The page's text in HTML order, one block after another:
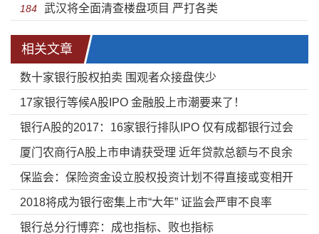
184 武汉将全面清查楼盘项目 严打各类
相关文章
数十家银行股权拍卖 围观者众接盘侠少
17家银行等候A股IPO 金融股上市潮要来了！
银行A股的2017：16家银行排队IPO 仅有成都银行过会
厦门农商行A股上市申请获受理 近年贷款总额与不良余
额双增
保监会：保险资金设立股权投资计划不得直接或变相开
展通道业务
2018将成为银行密集上市“大年” 证监会严审不良率
银行总分行博弈：成也指标、败也指标